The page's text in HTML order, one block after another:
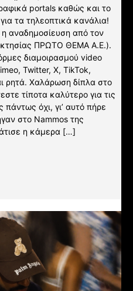
portals καθώς και το
τα τηλεοπτικά κανάλια!
η αναδημοσίευση από τον
ΠΡΩΤΟ ΘΕΜΑ A.E.).
διαμοιρασμού video
Twitter, X, TikTok,
ρητά. Χαλάρωση δίπλα στο
τίποτα καλύτερο για τις
όχι, γι’ αυτό πήρε
στο Nammos της
η κάμερα […]